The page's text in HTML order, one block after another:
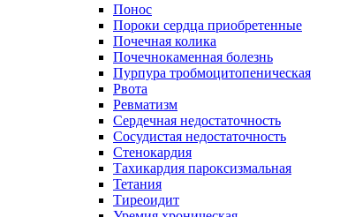
Понос
Пороки сердца приобретенные
Почечная колика
Почечнокаменная болезнь
Пурпура тробмоцитопеническая
Рвота
Ревматизм
Сердечная недостаточность
Сосудистая недостаточность
Стенокардия
Тахикардия пароксизмальная
Тетания
Тиреоидит